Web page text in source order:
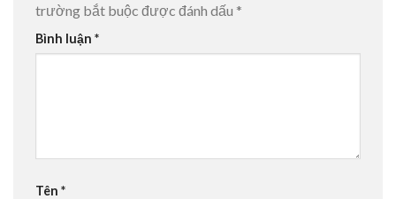
trường bắt buộc được đánh dấu *
Bình luận *
Tên *